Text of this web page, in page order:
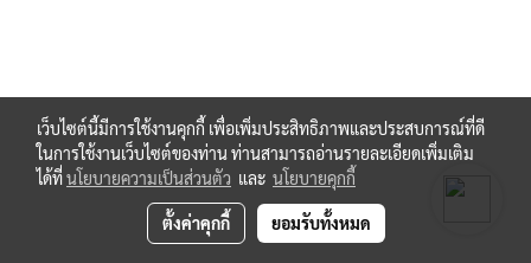
เว็บไซต์นี้มีการใช้งานคุกกี้ เพื่อเพิ่มประสิทธิภาพและประสบการณ์ที่ดี
ในการใช้งานเว็บไซต์ของท่าน ท่านสามารถอ่านรายละเอียดเพิ่มเติม
ได้ที่นโยบายความเป็นส่วนตัว และ นโยบายคุกกี้
ตั้งค่าคุกกี้ ยอมรับทั้งหมด